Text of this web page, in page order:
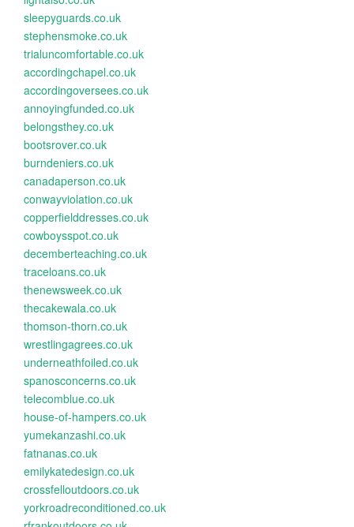
sleepyguards.co.uk
stephensmoke.co.uk
trialuncomfortable.co.uk
accordingchapel.co.uk
accordingoversees.co.uk
annoyingfunded.co.uk
belongsthey.co.uk
bootsrover.co.uk
burndeniers.co.uk
canadaperson.co.uk
conwayviolation.co.uk
copperfielddresses.co.uk
cowboysspot.co.uk
decemberteaching.co.uk
traceloans.co.uk
thenewsweek.co.uk
thecakewala.co.uk
thomson-thorn.co.uk
wrestlingagrees.co.uk
underneathfoiled.co.uk
spanosconcerns.co.uk
telecomblue.co.uk
house-of-hampers.co.uk
yumekanzashi.co.uk
fatnanas.co.uk
emilykatedesign.co.uk
crossfelloutdoors.co.uk
yorkroadreconditioned.co.uk